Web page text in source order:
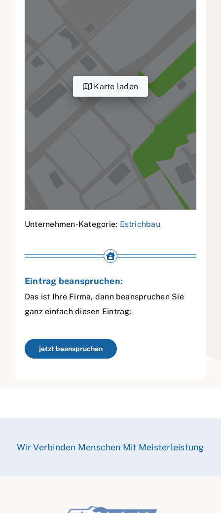
Karte laden
Unternehmen-Kategorie: Estrichbau
Eintrag beanspruchen:
Das ist Ihre Firma, dann beanspruchen Sie
ganz einfach diesen Eintrag:
jetzt beanspruchen
Wir Verbinden Menschen Mit Meisterleistung